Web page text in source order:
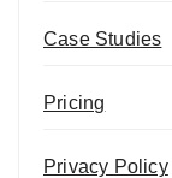
Case Studies
Pricing
Privacy Policy